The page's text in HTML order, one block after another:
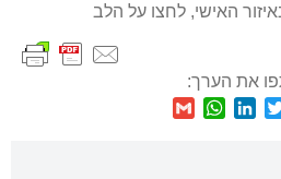
האישי, לחצו על הלב
את הערך:
Twitter
LinkedIn
WhatsApp